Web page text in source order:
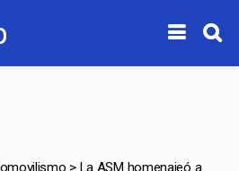
> La ASM homenajeó a